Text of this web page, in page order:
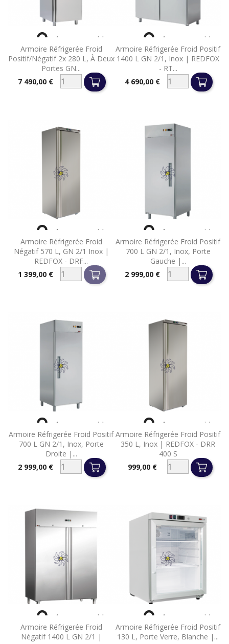
Armoire Réfrigerée Froid
Positif/négatif 2x 280 L, À Deux
Portes GN...
Prix7 490,00 €
 Aperçu rapide
Armoire Réfrigerée Froid Positif
1400 L GN 2/1, Inox | REDFOX
- RT...
Prix4 690,00 €
 Aperçu rapide
Armoire Réfrigerée Froid
Négatif 570 L, GN 2/1 Inox |
REDFOX - DRF...
Prix1 399,00 €
 Aperçu rapide
Armoire Réfrigerée Froid Positif
700 L GN 2/1, Inox, Porte
Gauche |...
Prix2 999,00 €
 Aperçu rapide
Armoire Réfrigerée Froid Positif
700 L GN 2/1, Inox, Porte
Droite |...
Prix2 999,00 €
 Aperçu rapide
Armoire Réfrigerée Froid Positif
350 L, Inox | REDFOX - DRR
400 S
Prix999,00 €
 Aperçu rapide
Armoire Réfrigerée Froid
Négatif 1400 L GN 2/1 |
 Aperçu rapide
Armoire Réfrigerée Froid Positif
130 L, Porte Verre, Blanche |...
 Aperçu rapide